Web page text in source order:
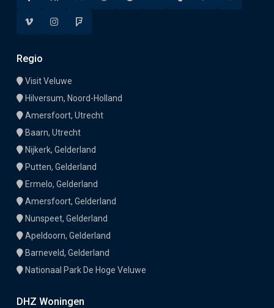
Regio
Visit Veluwe
Hilversum, Noord-Holland
Amersfoort, Utrecht
Baarn, Utrecht
Nijkerk, Gelderland
Putten, Gelderland
Ermelo, Gelderland
Amersfoort, Gelderland
Nunspeet, Gelderland
Apeldoorn, Gelderland
Barneveld, Gelderland
Nationaal Park De Hoge Veluwe
DHZ Woningen